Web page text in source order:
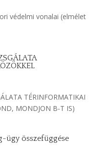
védelmi vonalai (elmélet
TÉRINFORMATIKAI
MONDJON B-T IS)
ügy összefüggése